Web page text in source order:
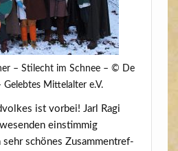
– Stil­echt im Schnee – © De
Geleb­tes Mit­tel­al­ter e.V.
ist vor­bei! Jarl Ragi
ein­stim­mig
sehr schö­nes Zusam­men­tref­